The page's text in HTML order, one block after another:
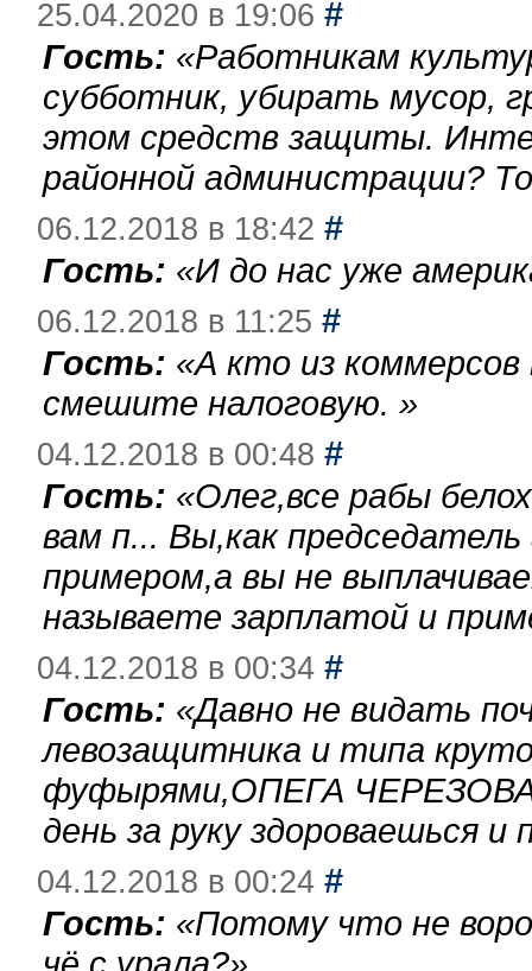
25.04.2020 в 19:06 #
Гость: «Работникам
субботник, убирать мусор,
этом средств защиты.
районной администрации?
06.12.2018 в 18:42 #
Гость: «И до нас уже
06.12.2018 в 11:25 #
Гость: «А кто из
смешите налоговую. »
04.12.2018 в 00:48 #
Гость: «Олег,все рабы
вам п... Вы,как
примером,а вы не
называете зарплатой и
04.12.2018 в 00:34 #
Гость: «Давно не видать
левозащитника и типа
фуфырями,ОПЕГА
день за руку здороваешься
04.12.2018 в 00:24 #
Гость: «Потому что не